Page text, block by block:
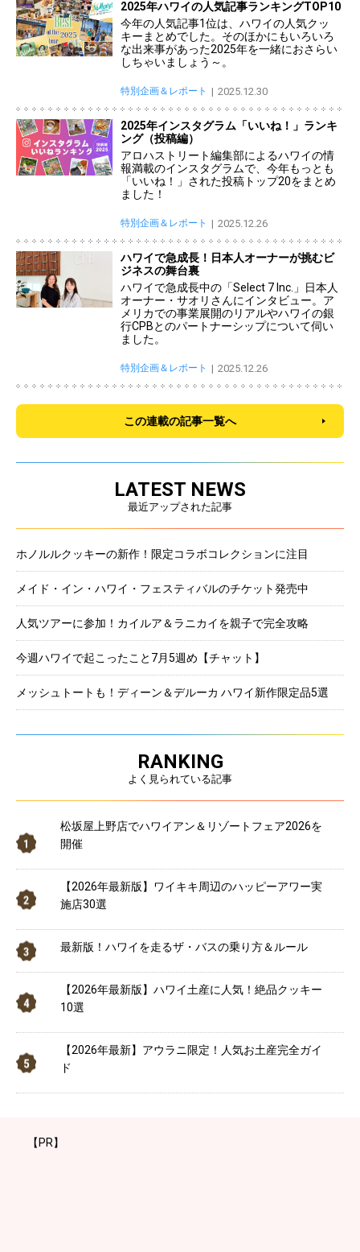
2025年ハワイの人気記事ランキングTOP10
今年の人気記事1位は、ハワイの人気クッ
キーまとめでした。そのほかにもいろいろ
な出来事があった2025年を一緒におさらい
しちゃいましょう～。
特別企画＆レポート 2025.12.30
2025年インスタグラム「いいね！」ランキ
ング（投稿編）
アロハストリート編集部によるハワイの情
報満載のインスタグラムで、今年もっとも
「いいね！」された投稿トップ20をまとめ
ました！
特別企画＆レポート 2025.12.26
ハワイで急成長！日本人オーナーが挑むビ
ジネスの舞台裏
ハワイで急成長中の「Select 7 Inc.」日本人
オーナー・サオリさんにインタビュー。ア
メリカでの事業展開のリアルやハワイの銀
行CPBとのパートナーシップについて伺い
ました。
特別企画＆レポート 2025.12.26
この連載の記事一覧へ
LATEST NEWS
最近アップされた記事
ホノルルクッキーの新作！限定コラボコレクションに注目
メイド・イン・ハワイ・フェスティバルのチケット発売中
人気ツアーに参加！カイルア＆ラニカイを親子で完全攻略
今週ハワイで起こったこと7月5週め【チャット】
メッシュトートも！ディーン＆デルーカ ハワイ新作限定品5選
RANKING
よく見られている記事
松坂屋上野店でハワイアン＆リゾートフェア2026を
開催
【2026年最新版】ワイキキ周辺のハッピーアワー実
施店30選
最新版！ハワイを走るザ・バスの乗り方＆ルール
【2026年最新版】ハワイ土産に人気！絶品クッキー
10選
【2026年最新】アウラニ限定！人気お土産完全ガイ
ド
【PR】